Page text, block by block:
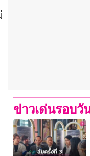
ข่าวเด่นรอบวั